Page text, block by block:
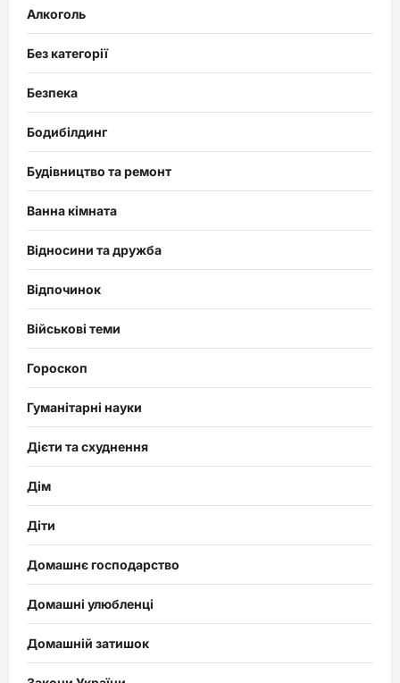
Алкоголь
Без категорії
Безпека
Бодибілдинг
Будівництво та ремонт
Ванна кімната
Відносини та дружба
Відпочинок
Військові теми
Гороскоп
Гуманітарні науки
Дієти та схуднення
Дім
Діти
Домашнє господарство
Домашні улюбленці
Домашній затишок